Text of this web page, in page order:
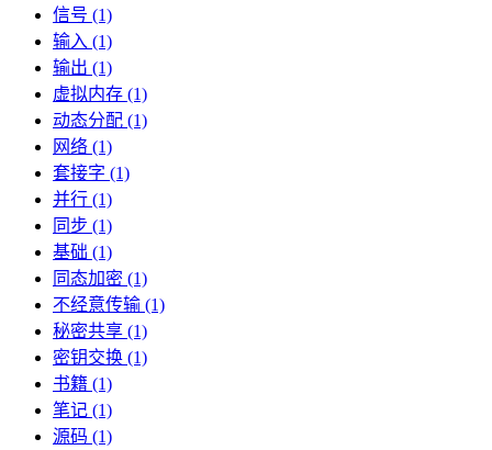
信号 (1)
输入 (1)
输出 (1)
虚拟内存 (1)
动态分配 (1)
网络 (1)
套接字 (1)
并行 (1)
同步 (1)
基础 (1)
同态加密 (1)
不经意传输 (1)
秘密共享 (1)
密钥交换 (1)
书籍 (1)
笔记 (1)
源码 (1)